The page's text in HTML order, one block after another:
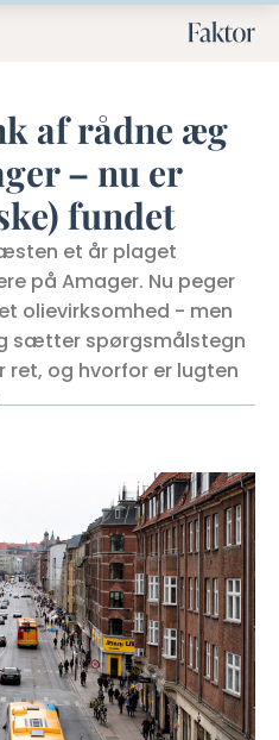
af rådne æg
– nu er
fundet
et år plaget
på Amager. Nu peger
olievirksomhed - men
sætter spørgsmålstegn
ret, og hvorfor er lugten